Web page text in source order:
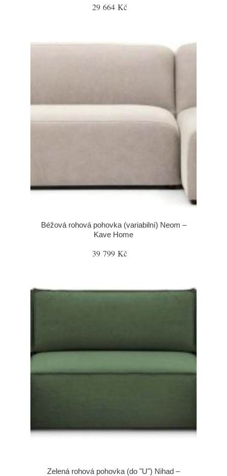
29 664 Kč
Béžová rohová pohovka (variabilní) Neom –
Kave Home
39 799 Kč
Zelená rohová pohovka (do "U") Nihad –